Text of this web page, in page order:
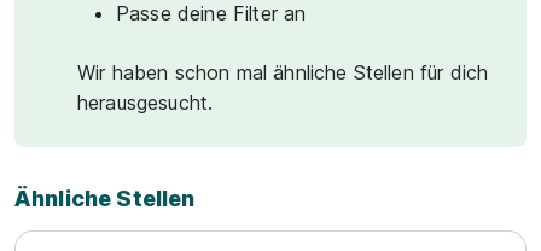
Passe deine Filter an
Wir haben schon mal ähnliche Stellen für dich
herausgesucht.
Ähnliche Stellen